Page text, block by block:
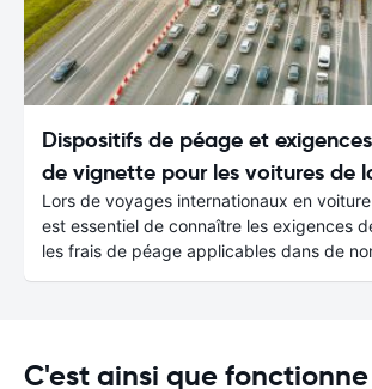
Dispositifs de péage et
de vignette pour les voitures de
Lors de voyages internationaux en
est essentiel de connaître les exigences
les frais de péage applicables dans de
C'est ainsi que fonctionne